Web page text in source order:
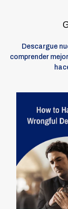
Descargue
comprender